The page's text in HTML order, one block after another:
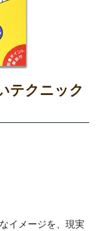
テクニック
イメージを、現実